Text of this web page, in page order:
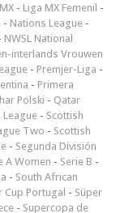
- Liga MX Femenil -
- Nations League -
NWSL National
interlands Vrouwen
- Premjer-Liga -
- Primera
Polski - Qatar
League - Scottish
Two - Scottish
- Segunda División
A Women - Serie B -
- South African
Cup Portugal - Süper
- Supercopa de